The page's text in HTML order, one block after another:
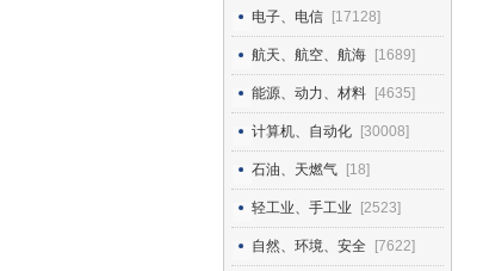
电子、电信 [17128]
航天、航空、航海 [1689]
能源、动力、材料 [4635]
计算机、自动化 [30008]
石油、天燃气 [18]
轻工业、手工业 [2523]
自然、环境、安全 [7622]